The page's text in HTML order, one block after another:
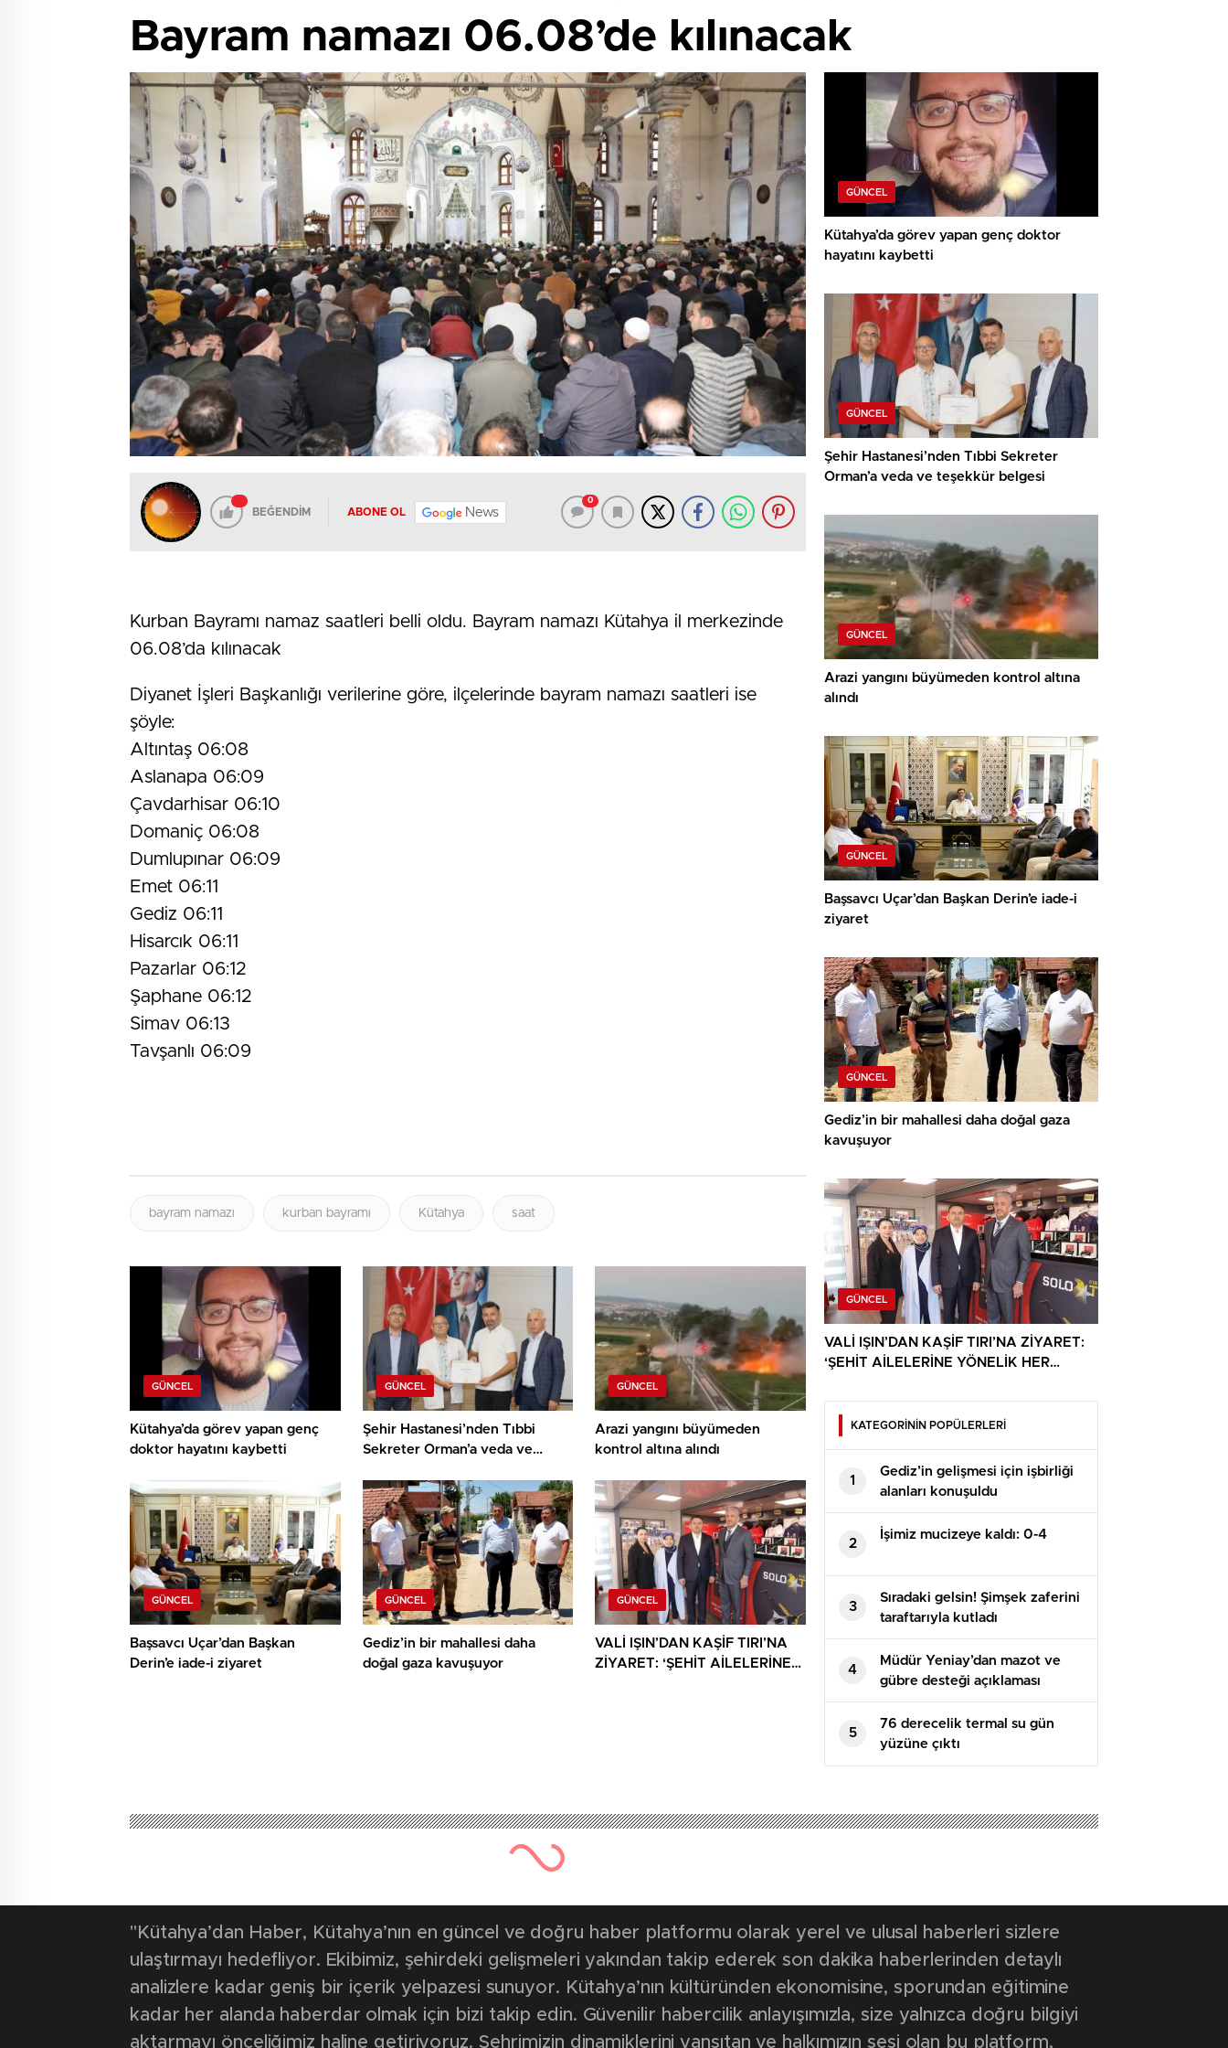
Bayram namazı 06.08’de kılınacak
BEĞENDİM ABONE OL News
0
Kurban Bayramı namaz saatleri belli oldu. Bayram namazı Kütahya il merkezinde
06.08’da kılınacak
Diyanet İşleri Başkanlığı verilerine göre, ilçelerinde bayram namazı saatleri ise
şöyle:
Altıntaş 06:08
Aslanapa 06:09
Çavdarhisar 06:10
Domaniç 06:08
Dumlupınar 06:09
Emet 06:11
Gediz 06:11
Hisarcık 06:11
Pazarlar 06:12
Şaphane 06:12
Simav 06:13
Tavşanlı 06:09
bayram namazı kurban bayramı Kütahya saat
GÜNCEL
Kütahya’da görev yapan genç
doktor hayatını kaybetti
GÜNCEL
Şehir Hastanesi’nden Tıbbi
Sekreter Orman’a veda ve
GÜNCEL
Arazi yangını büyümeden
kontrol altına alındı
GÜNCEL
Başsavcı Uçar’dan Başkan
Derin’e iade-i ziyaret
GÜNCEL
Gediz’in bir mahallesi daha
doğal gaza kavuşuyor
GÜNCEL
VALİ IŞIN’DAN KAŞİF TIRI’NA
ZİYARET: ‘ŞEHİT AİLELERİNE
GÜNCEL
Kütahya’da görev yapan genç doktor
hayatını kaybetti
GÜNCEL
Şehir Hastanesi’nden Tıbbi Sekreter
Orman’a veda ve teşekkür belgesi
GÜNCEL
Arazi yangını büyümeden kontrol altına
alındı
GÜNCEL
Başsavcı Uçar’dan Başkan Derin’e iade-i
ziyaret
GÜNCEL
Gediz’in bir mahallesi daha doğal gaza
kavuşuyor
GÜNCEL
VALİ IŞIN’DAN KAŞİF TIRI’NA ZİYARET:
‘ŞEHİT AİLELERİNE YÖNELİK HER
KATEGORİNİN POPÜLERLERİ
1
Gediz’in gelişmesi için işbirliği
alanları konuşuldu
2
İşimiz mucizeye kaldı: 0-4
3
Sıradaki gelsin! Şimşek zaferini
taraftarıyla kutladı
4
Müdür Yeniay’dan mazot ve
gübre desteği açıklaması
5
76 derecelik termal su gün
yüzüne çıktı
"Kütahya’dan Haber, Kütahya’nın en güncel ve doğru haber platformu olarak yerel ve ulusal haberleri sizlere
ulaştırmayı hedefliyor. Ekibimiz, şehirdeki gelişmeleri yakından takip ederek son dakika haberlerinden detaylı
analizlere kadar geniş bir içerik yelpazesi sunuyor. Kütahya’nın kültüründen ekonomisine, sporundan eğitimine
kadar her alanda haberdar olmak için bizi takip edin. Güvenilir habercilik anlayışımızla, size yalnızca doğru bilgiyi
aktarmayı önceliğimiz haline getiriyoruz. Şehrimizin dinamiklerini yansıtan ve halkımızın sesi olan bu platform,